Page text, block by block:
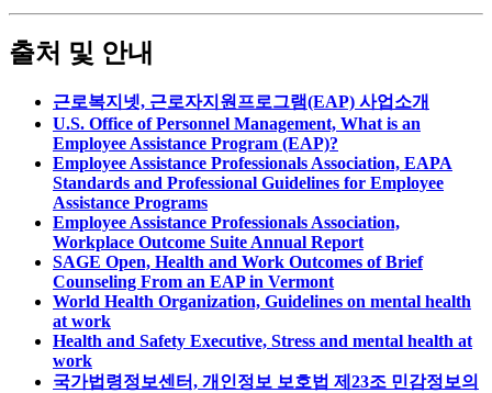
출처 및 안내
근로복지넷, 근로자지원프로그램(EAP) 사업소개
U.S. Office of Personnel Management, What is an
Employee Assistance Program (EAP)?
Employee Assistance Professionals Association, EAPA
Standards and Professional Guidelines for Employee
Assistance Programs
Employee Assistance Professionals Association,
Workplace Outcome Suite Annual Report
SAGE Open, Health and Work Outcomes of Brief
Counseling From an EAP in Vermont
World Health Organization, Guidelines on mental health
at work
Health and Safety Executive, Stress and mental health at
work
국가법령정보센터, 개인정보 보호법 제23조 민감정보의